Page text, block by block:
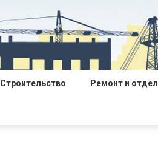
Строительство Ремонт и